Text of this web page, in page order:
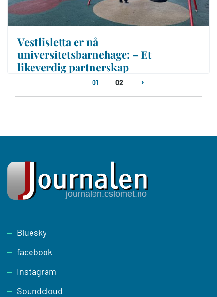
Vestlisletta er nå
universitetsbarnehage: – Et
likeverdig partnerskap
01 02
Footer
Bluesky
facebook
Instagram
Soundcloud